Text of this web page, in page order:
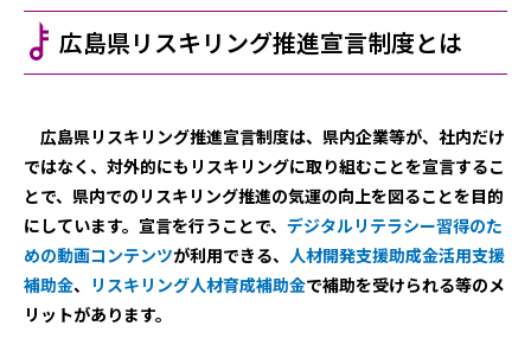
広島県リスキリング推進宣言制度とは
広島県リスキリング推進宣言制度は、県内企業等が、社内だけ
ではなく、対外的にもリスキリングに取り組むことを宣言するこ
とで、県内でのリスキリング推進の気運の向上を図ることを目的
にしています。宣言を行うことで、 デジタルリテラシー習得のた
めの動画コンテンツが利用できる、 人材開発支援助成金活用支援
補助金、 リスキリング人材育成補助金で補助を受けられる等のメ
リットがあります。